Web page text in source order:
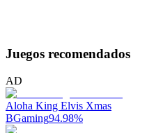
Juegos recomendados
AD
Aloha King Elvis Xmas
BGaming94.98%